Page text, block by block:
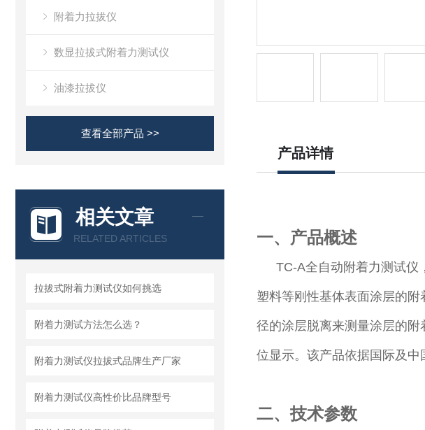
附着力拉拔仪
数显拉拔式附着力测试仪
油漆拉拔仪
查看全部产品 >>
相关文章
RELATED ARTICLES
拉拔式附着力测试仪如何挑选
附着力测试方法怎么选？
附着力测试仪拉拔式品牌生产厂家
附着力测试仪高性价比品牌型号
产品详情
一、产品概述
TC-A全自动附着力测试仪
塑料等刚性基体表面涂层的
径的涂层脱离来测量涂层的
位显示。该产品依据国际及中
二、技术参数